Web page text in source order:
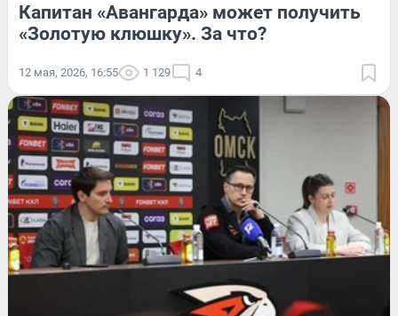
Капитан «Авангарда» может получить
«Золотую клюшку». За что?
12 мая, 2026, 16:55 1 129 4